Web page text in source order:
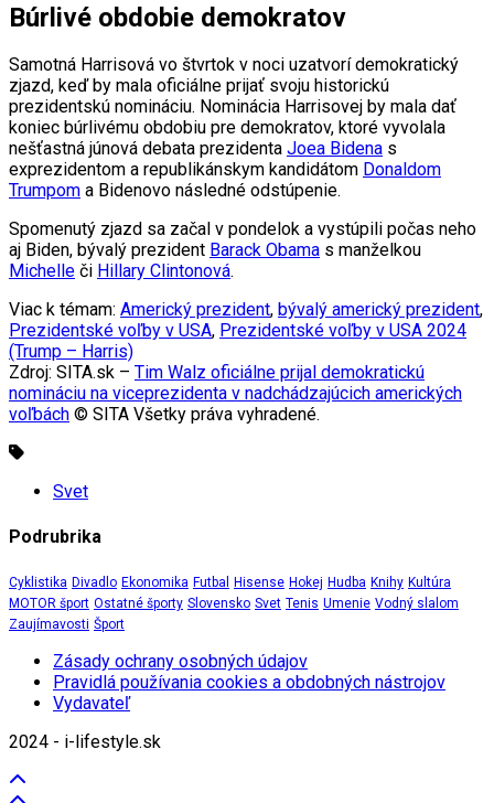
Búrlivé obdobie demokratov
Samotná Harrisová vo štvrtok v noci uzatvorí demokratický
zjazd, keď by mala oficiálne prijať svoju historickú
prezidentskú nomináciu. Nominácia Harrisovej by mala dať
koniec búrlivému obdobiu pre demokratov, ktoré vyvolala
nešťastná júnová debata prezidenta Joea Bidena s
exprezidentom a republikánskym kandidátom Donaldom
Trumpom a Bidenovo následné odstúpenie.
Spomenutý zjazd sa začal v pondelok a vystúpili počas neho
aj Biden, bývalý prezident Barack Obama s manželkou
Michelle či Hillary Clintonová.
Viac k témam: Americký prezident, bývalý americký prezident,
Prezidentské voľby v USA, Prezidentské voľby v USA 2024
(Trump – Harris)
Zdroj: SITA.sk – Tim Walz oficiálne prijal demokratickú
nomináciu na viceprezidenta v nadchádzajúcich amerických
voľbách © SITA Všetky práva vyhradené.
Svet
Podrubrika
Cyklistika Divadlo Ekonomika Futbal Hisense Hokej Hudba Knihy Kultúra
MOTOR šport Ostatné športy Slovensko Svet Tenis Umenie Vodný slalom
Zaujímavosti Šport
Zásady ochrany osobných údajov
Pravidlá používania cookies a obdobných nástrojov
Vydavateľ
2024 - i-lifestyle.sk